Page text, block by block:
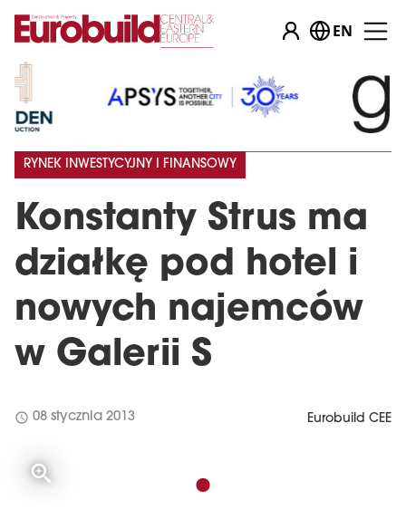
EN
Konstanty Strus ma
działkę pod hotel i
nowych najemców
w Galerii S
RYNEK INWESTYCYJNY I FINANSOWY
schedule 08 stycznia 2013 Eurobuild CEE